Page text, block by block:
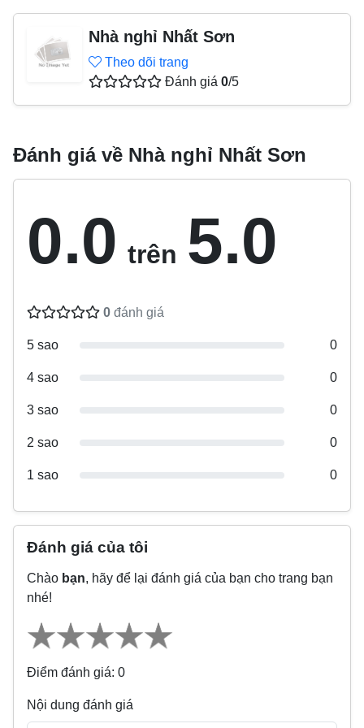
Nhà nghỉ Nhất Sơn
Theo dõi trang
Đánh giá 0/5
Đánh giá về Nhà nghỉ Nhất Sơn
0.0 trên 5.0
0 đánh giá
5 sao 0
4 sao 0
3 sao 0
2 sao 0
1 sao 0
Đánh giá của tôi
Chào bạn, hãy để lại đánh giá của bạn cho trang bạn
nhé!
Điểm đánh giá: 0
Nội dung đánh giá